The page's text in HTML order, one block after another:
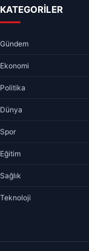
KATEGORİLER
Gündem
Ekonomi
Politika
Dünya
Spor
Eğitim
Sağlık
Teknoloji